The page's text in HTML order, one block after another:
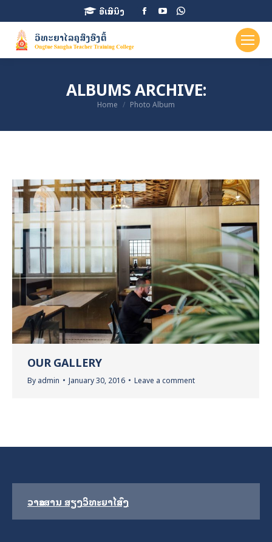
ອີເລີນນິງ
Facebook
page
in
window
YouTube
page
in
window
Whatsapp
page
in
window
ALBUMS ARCHIVE:
You are here:
Home Photo Album
OUR GALLERY
By admin January 30, 2016 Leave a comment
ວາລະສານ ສຽງວິທະຍາໄລສົງ